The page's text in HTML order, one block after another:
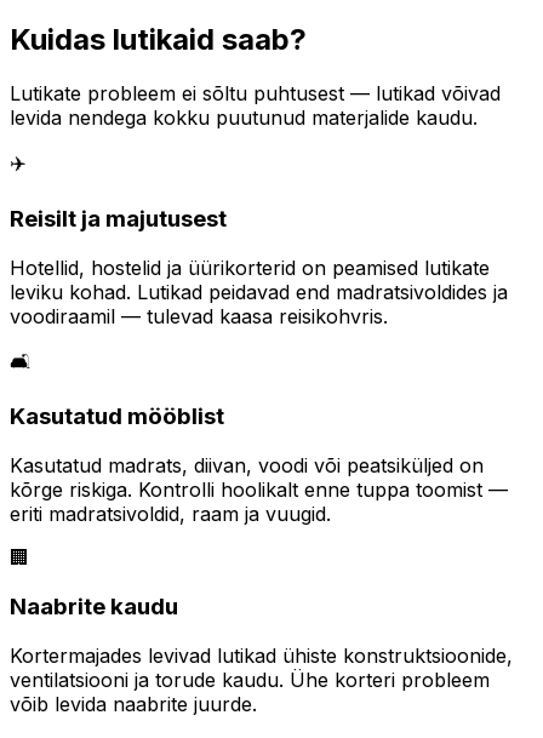
Kuidas lutikaid saab?
Lutikate probleem ei sõltu puhtusest — lutikad võivad
levida nendega kokku puutunud materjalide kaudu.
✈️
Reisilt ja majutusest
Hotellid, hostelid ja üürikorterid on peamised lutikate
leviku kohad. Lutikad peidavad end madratsivoldides ja
voodiraamil — tulevad kaasa reisikohvris.
🛋️
Kasutatud mööblist
Kasutatud madrats, diivan, voodi või peatsiküljed on
kõrge riskiga. Kontrolli hoolikalt enne tuppa toomist —
eriti madratsivoldid, raam ja vuugid.
🏢
Naabrite kaudu
Kortermajades levivad lutikad ühiste konstruktsioonide,
ventilatsiooni ja torude kaudu. Ühe korteri probleem
võib levida naabrite juurde.